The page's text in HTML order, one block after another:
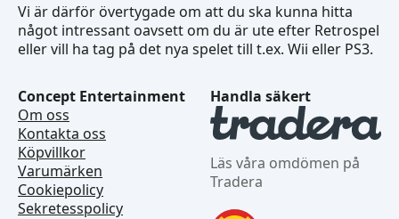
Vi är därför övertygade om att du ska kunna hitta
något intressant oavsett om du är ute efter Retrospel
eller vill ha tag på det nya spelet till t.ex. Wii eller PS3.
Concept Entertainment
Om oss
Kontakta oss
Köpvillkor
Varumärken
Cookiepolicy
Sekretesspolicy
Handla säkert
Läs våra omdömen på
Tradera